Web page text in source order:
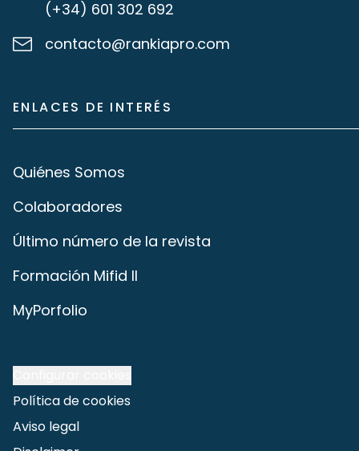
(+34) 601 302 692
contacto@rankiapro.com
ENLACES DE INTERÉS
Quiénes Somos
Colaboradores
Último número de la revista
Formación Mifid II
MyPorfolio
Política de cookies
Aviso legal